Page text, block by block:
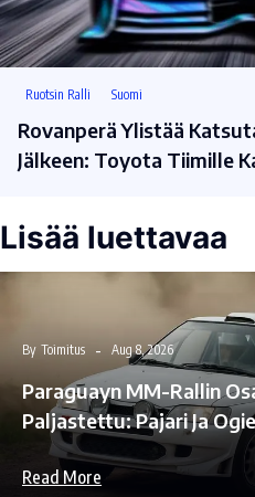
Ruotsin Ralli Suomi
Rovanperä Ylistää
Jälkeen: Toyota Tiimille
Lisää luettavaa
By Toimitus Aug 8, 2026
Paraguayn MM-Rallin
Paljastettu: Pajari Ja
Read More